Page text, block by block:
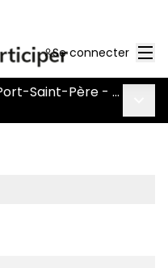
Se connecter
Concertation sur la section Port-Saint-Père - Le Pont Béranger de la route Nantes-Pornic